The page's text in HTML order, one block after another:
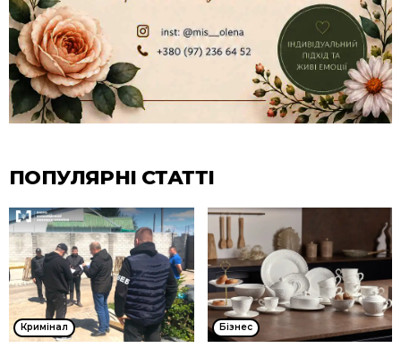
ПОПУЛЯРНІ СТАТТІ
Кримінал Бізнес